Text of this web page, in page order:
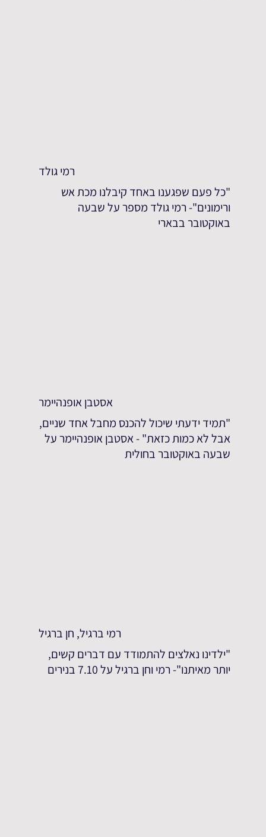
רמי גולד
"כל פעם שפגענו באחד קיבלנו מכת אש
ורימונים"- רמי גולד מספר על שבעה
באוקטובר בבארי
אסטבן אופנהיימר
"תמיד ידעתי שיכול להכנס מחבל אחד שניים,
אבל לא כמות כזאת" - אסטבן אופנהיימר על
שבעה באוקטובר בחולית
רמי ברגיל, חן ברגיל
"ילדינו נאלצים להתמודד עם דברים קשים,
יותר מאיתנו"- רמי וחן ברגיל על 7.10 בנירים